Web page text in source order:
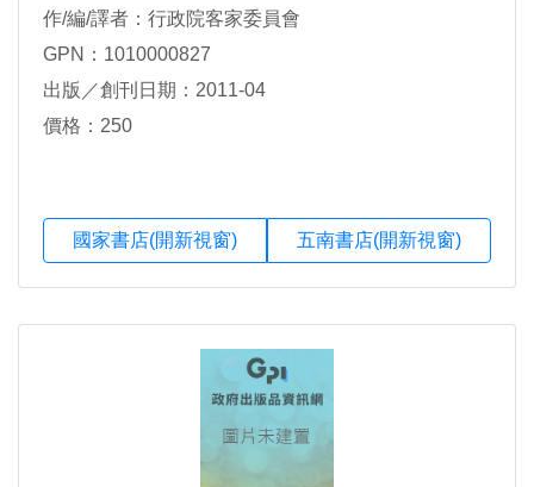
作/編/譯者：行政院客家委員會
GPN：1010000827
出版／創刊日期：2011-04
價格：250
國家書店(開新視窗) 五南書店(開新視窗)